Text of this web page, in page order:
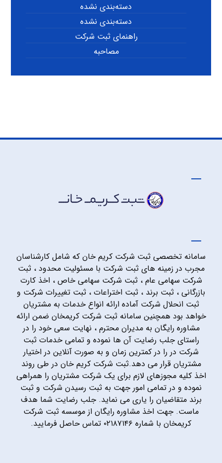
دسته‌بندی نشده
دسته‌بندی نشده
راهنمای ثبت شرکت
مصاحبه
سامانه تخصصی ثبت شرکت کریم خان که شامل کارشناسان
مجرب در زمینه های ثبت شرکت با مسئولیت محدود ، ثبت
شرکت سهامی عام ، ثبت شرکت سهامی خاص ، اخذ کارت
بازرگانی ، ثبت برند ، ثبت اختراعات ، ثبت تغییرات شرکت و
ثبت انحلال شرکت آماده ارائه انواع خدمات به مشتریان
خواهد بود همچنین سامانه ثبت شرکت کریمخان ضمن ارائه
مشاوره رایگان به مدیران محترم ، نهایت سعی خود را در
راستای جلب رضایت آن ها نموده و تمامی خدمات ثبت
شرکت در را در کمترین زمان و به صورت آنلاین در اختیار
مشتریان قرار می دهد.ثبت شرکت کریم خان در طی روند
اخذ کلیه مجوزهای لازم برای یک شرکت مشتریان را همراهی
نموده و در تمامی امور جهت به ثبت رسیدن شرکت و ثبت
برند متقاضیان را یاری می نماید. جلب رضایت شما هدف
ماست. جهت اخذ مشاوره رایگان از موسسه ثبت شرکت
کریمخان با شماره ۰۲۱۸۷۱۴۶ تماس حاصل فرمایید.